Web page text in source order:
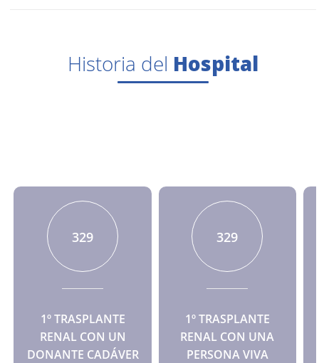
Historia del Hospital
407
1º TRASPLANTE
RENAL CON UN
DONANTE CADÁVER
408
1º TRASPLANTE
RENAL CON UNA
PERSONA VIVA